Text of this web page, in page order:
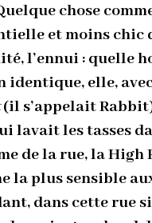
chose
et moins chic
l’ennui : quelle
elle,
(il s’appelait
lavait les tasses
de la rue, la
plus sensible
dans cette rue